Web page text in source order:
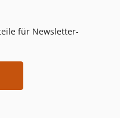
für Newsletter-